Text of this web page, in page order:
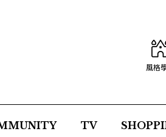
風格
TV